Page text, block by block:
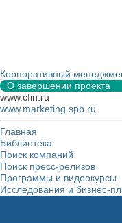
Корпоративный
О завершении проекта
www.cfin.ru
www.marketing.spb.ru
Главная
Библиотека
Поиск компаний
Поиск пресс-релизов
Программы и видеокурсы
Исследования и бизнес-